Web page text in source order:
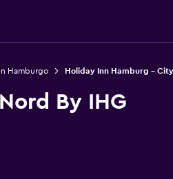
Hamburgo Holiday Inn Hamburg -
By IHG